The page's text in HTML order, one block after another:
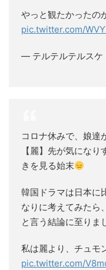
やっと観たかったの
pic.twitter.com/
— テルテルテルスケ
コロナ休みで、娘達
【麗】先が気にな
きを見る始末
韓国ドラマは日本に
なりに考えてみたら
と言う結論に至りま
私は麗より、チュモ
pic.twitter.com/